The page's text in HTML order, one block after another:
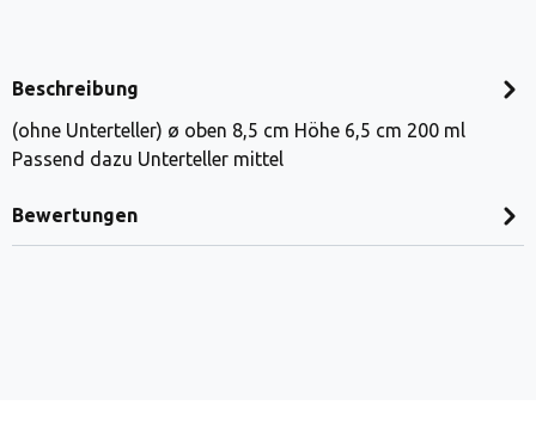
Beschreibung
(ohne Unterteller) ø oben 8,5 cm Höhe 6,5 cm 200 ml
Passend dazu Unterteller mittel
Bewertungen